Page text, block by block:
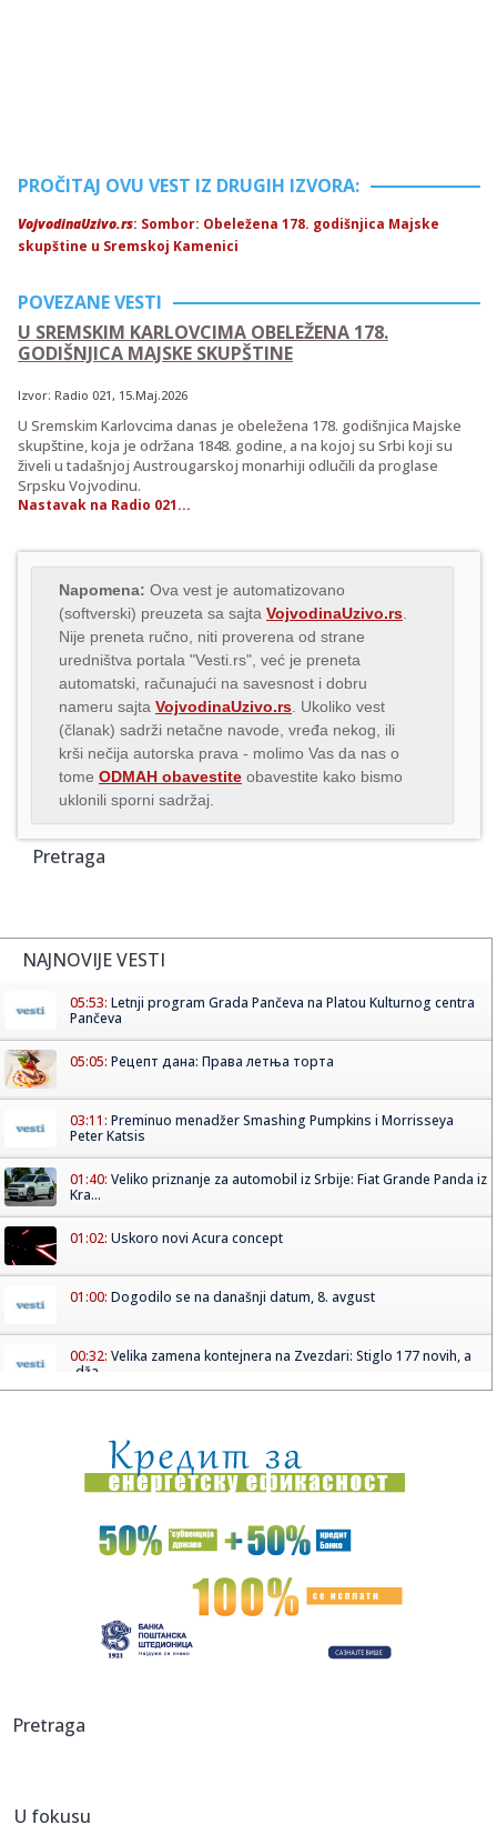
PROČITAJ OVU VEST IZ DRUGIH IZVORA:
VojvodinaUzivo.rs: Sombor: Obeležena 178. godišnjica Majske
skupštine u Sremskoj Kamenici
POVEZANE VESTI
U SREMSKIM KARLOVCIMA OBELEŽENA 178.
GODIŠNJICA MAJSKE SKUPŠTINE
Izvor: Radio 021 , 15.Maj.2026
U Sremskim Karlovcima danas je obeležena 178. godišnjica Majske
skupštine, koja je održana 1848. godine, a na kojoj su Srbi koji su
živeli u tadašnjoj Austrougarskoj monarhiji odlučili da proglase
Srpsku Vojvodinu.
Nastavak na Radio 021...
Napomena: Ova vest je automatizovano
(softverski) preuzeta sa sajta VojvodinaUzivo.rs
Nije preneta ručno, niti proverena od strane
uredništva portala "Vesti.rs", već je preneta
automatski, računajući na savesnost i dobru
nameru sajta VojvodinaUzivo.rs . Ukoliko vest
(članak) sadrži netačne navode, vređa nekog, ili
krši nečija autorska prava - molimo Vas da nas o
tome ODMAH obavestite obavestite kako bismo
uklonili sporni sadržaj.
Pretraga
NAJNOVIJE VESTI
05:53: Letnji program Grada Pančeva na Platou Kulturnog centra
Pančeva
05:05: Рецепт дана: Права летња торта
03:11: Preminuo menadžer Smashing Pumpkins i Morrisseya
Peter Katsis
01:40: Veliko priznanje za automobil iz Srbije: Fiat Grande Panda iz
Kra...
01:02: Uskoro novi Acura concept
01:00: Dogodilo se na današnji datum, 8. avgust
00:32: Velika zamena kontejnera na Zvezdari: Stiglo 177 novih, a
„dža...
00:03:Na današnji dan, 8. avgust
00:03:Volkswagen menja poslovnu strategiju u SAD
PARTIZAN TRLJA RUKE: Transfer Saše Lukića doneo crno-
23:48:Otišao iz Arsenala pre nego što su podigli trofej – vratio
...
Pretraga
U fokusu